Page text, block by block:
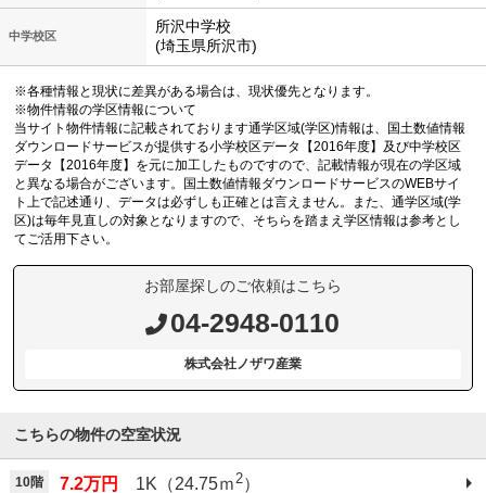
中学校区
所沢中学校
(埼玉県所沢市)
※各種情報と現状に差異がある場合は、現状優先となります。
※物件情報の学区情報について
当サイト物件情報に記載されております通学区域(学区)情報は、国土数値情報
ダウンロードサービスが提供する小学校区データ【2016年度】及び中学校区
データ【2016年度】を元に加工したものですので、記載情報が現在の学区域
と異なる場合がございます。国土数値情報ダウンロードサービスのWEBサイ
ト上で記述通り、データは必ずしも正確とは言えません。また、通学区域(学
区)は毎年見直しの対象となりますので、そちらを踏まえ学区情報は参考とし
てご活用下さい。
お部屋探しのご依頼はこちら
04-2948-0110
株式会社ノザワ産業
こちらの物件の空室状況
10階 7.2万円 1K（24.75ｍ2）